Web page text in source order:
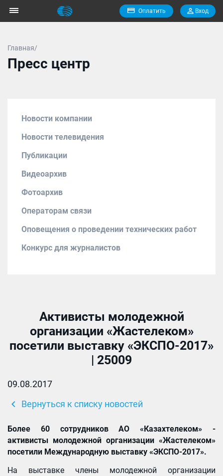
Оплатить Вход
Главная/
Пресс центр
Новости компании
Новости телевидения
Публикации
Видеоархив
Фотоархив
Операторам связи
Оповещения о проведении технических работ
Конкурс для журналистов
Активисты молодежной
организации «Жастелеком»
посетили выставку «ЭКСПО-2017»
| 25009
09.08.2017
chevron_left Вернуться к списку новостей
Более 60 сотрудников АО «Казахтелеком» -
активисты молодежной организации «Жастелеком»
посетили Международную выставку «ЭКСПО-2017».
На выставке члены молодежной организации